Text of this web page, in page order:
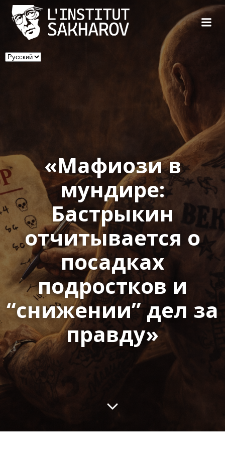
to
content
Выбрать
«Мафиози в
мундире:
Бастрыкин
отчитывается о
посадках
подростков и
“снижении” дел за
правду»